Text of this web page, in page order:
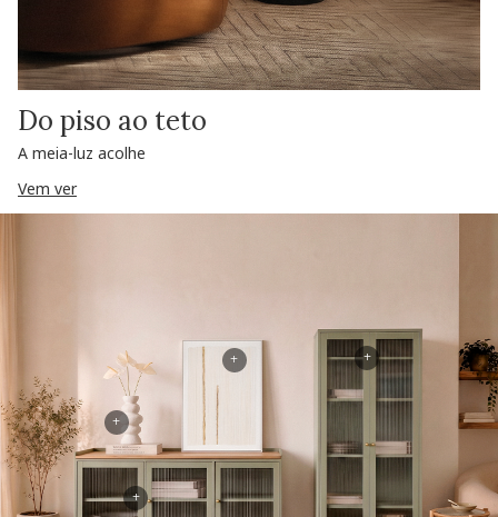
Do piso ao teto
A meia-luz acolhe
Vem ver
+
+
+
+